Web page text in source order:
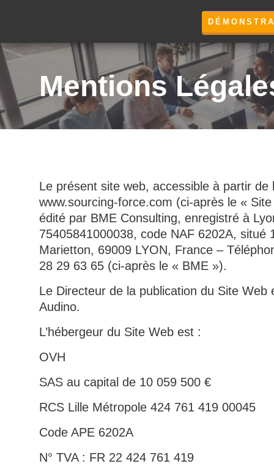
Mentions
Le présent site web, accessible à partir de
www.sourcing-force.com (ci-après le «
édité par BME Consulting, enregistré à
75405841000038, code NAF 6202A, situé
Marietton, 69009 LYON, France –
28 29 63 65 (ci-après le « BME »).
Le Directeur de la publication du Site Web
Audino.
L’hébergeur du Site Web est :
OVH
SAS au capital de 10 059 500 €
RCS Lille Métropole 424 761 419 00045
Code APE 6202A
N° TVA : FR 22 424 761 419